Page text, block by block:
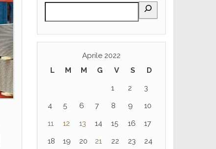
Aprile 2022
L
M M G V S
D
1
2
3
4
5 6 7 8 9
10
11
12 13 14 15 16
17
18
19 20 21 22 23
24